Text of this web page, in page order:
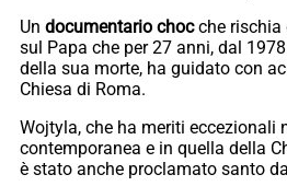
Un documentario chocche rischia
sul Papa che per 27 anni, dal
della sua morte, ha guidato con
Chiesa di Roma.
Wojtyla, che ha meriti eccezionali
contemporanea e in quella della
è stato anche proclamato santo